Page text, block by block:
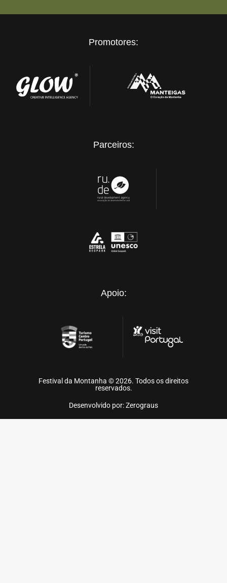
Promotores:
Parceiros:
Apoio:
Festival da Montanha © 2026. Todos os direitos
reservados.
Desenvolvido por: Zerograus